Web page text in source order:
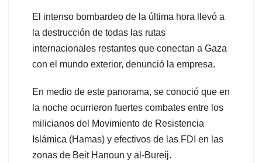
El intenso bombardeo de la última hora llevó a
la destrucción de todas las rutas
internacionales restantes que conectan a Gaza
con el mundo exterior, denunció la empresa.
En medio de este panorama, se conoció que en
la noche ocurrieron fuertes combates entre los
milicianos del Movimiento de Resistencia
Islámica (Hamas) y efectivos de las FDI en las
zonas de Beit Hanoun y al-Bureij.